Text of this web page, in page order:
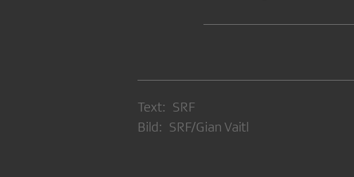
Text: SRF
Bild: SRF/Gian Vaitl